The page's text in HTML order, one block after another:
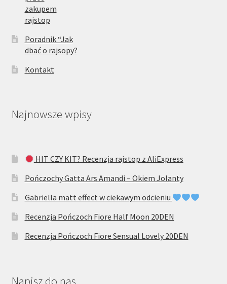
zakupem
rajstop
Poradnik “Jak
dbać o rajsopy?
Kontakt
Najnowsze wpisy
HIT CZY KIT? Recenzja rajstop z AliExpress
Pończochy Gatta Ars Amandi – Okiem Jolanty
Gabriella matt effect w ciekawym odcieniu
Recenzja Pończoch Fiore Half Moon 20DEN
Recenzja Pończoch Fiore Sensual Lovely 20DEN
Napisz do nas